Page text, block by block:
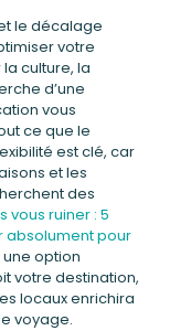
le décalage
votre
culture, la
d’une
vous
ce que le
est clé, car
et les
des
vous ruiner : 5
absolument pour
option
votre destination,
locaux enrichira
voyage.